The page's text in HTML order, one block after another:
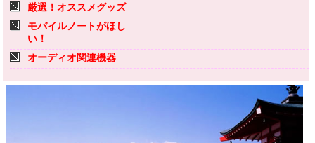
厳選！オススメグッズ
モバイルノートがほし
い！
オーディオ関連機器